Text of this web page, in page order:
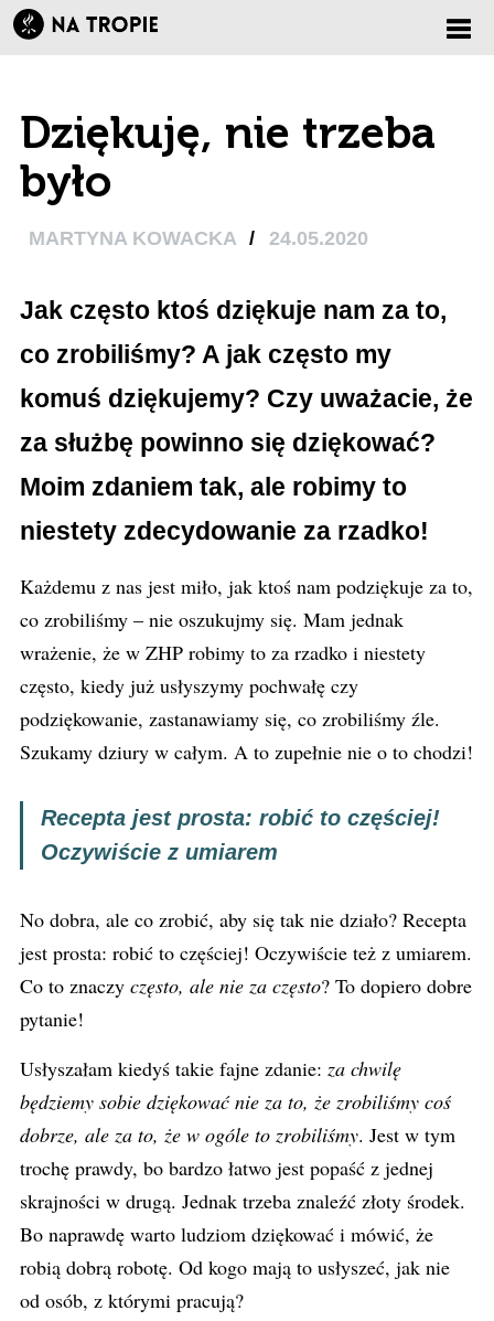
Dziękuję, nie trzeba
było
MARTYNA KOWACKA / 24.05.2020
Jak często ktoś dziękuje nam za to,
co zrobiliśmy? A jak często my
komuś dziękujemy? Czy uważacie, że
za służbę powinno się dziękować?
Moim zdaniem tak, ale robimy to
niestety zdecydowanie za rzadko!
Każdemu z nas jest miło, jak ktoś nam podziękuje za to,
co zrobiliśmy – nie oszukujmy się. Mam jednak
wrażenie, że w ZHP robimy to za rzadko i niestety
często, kiedy już usłyszymy pochwałę czy
podziękowanie, zastanawiamy się, co zrobiliśmy źle.
Szukamy dziury w całym. A to zupełnie nie o to chodzi!
Recepta jest prosta: robić to częściej!
Oczywiście z umiarem
No dobra, ale co zrobić, aby się tak nie działo? Recepta
jest prosta: robić to częściej! Oczywiście też z umiarem.
Co to znaczy często, ale nie za często? To dopiero dobre
pytanie!
Usłyszałam kiedyś takie fajne zdanie: za chwilę
będziemy sobie dziękować nie za to, że zrobiliśmy coś
dobrze, ale za to, że w ogóle to zrobiliśmy. Jest w tym
trochę prawdy, bo bardzo łatwo jest popaść z jednej
skrajności w drugą. Jednak trzeba znaleźć złoty środek.
Bo naprawdę warto ludziom dziękować i mówić, że
robią dobrą robotę. Od kogo mają to usłyszeć, jak nie
od osób, z którymi pracują?